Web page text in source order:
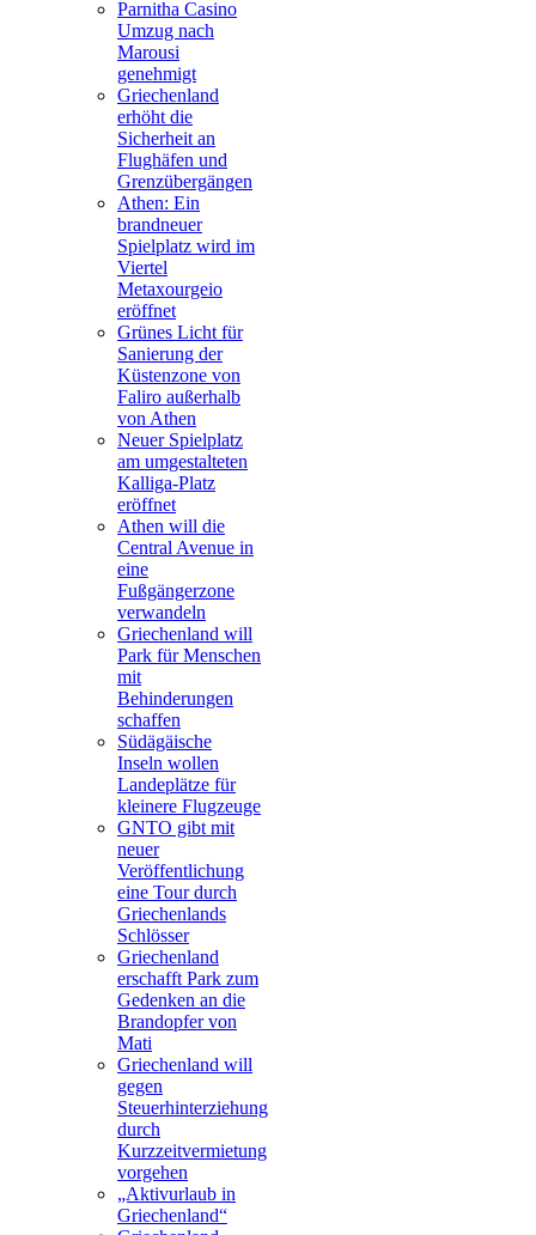
Parnitha Casino
Umzug nach
Marousi
genehmigt
Griechenland
erhöht die
Sicherheit an
Flughäfen und
Grenzübergängen
Athen: Ein
brandneuer
Spielplatz wird im
Viertel
Metaxourgeio
eröffnet
Grünes Licht für
Sanierung der
Küstenzone von
Faliro außerhalb
von Athen
Neuer Spielplatz
am umgestalteten
Kalliga-Platz
eröffnet
Athen will die
Central Avenue in
eine
Fußgängerzone
verwandeln
Griechenland will
Park für Menschen
mit
Behinderungen
schaffen
Südägäische
Inseln wollen
Landeplätze für
kleinere Flugzeuge
GNTO gibt mit
neuer
Veröffentlichung
eine Tour durch
Griechenlands
Schlösser
Griechenland
erschafft Park zum
Gedenken an die
Brandopfer von
Mati
Griechenland will
gegen
Steuerhinterziehung
durch
Kurzzeitvermietung
vorgehen
„Aktivurlaub in
Griechenland“